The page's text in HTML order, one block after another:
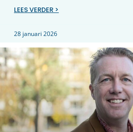
LEES VERDER >
28 januari 2026